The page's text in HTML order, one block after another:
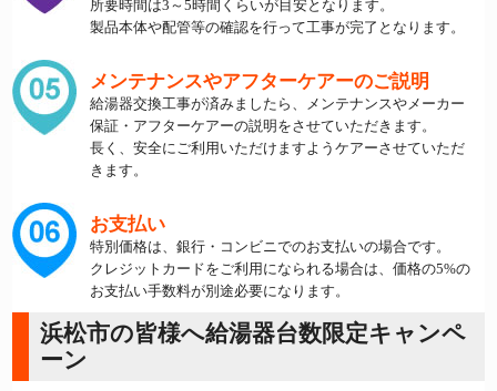
所要時間は3～5時間くらいが目安となります。
製品本体や配管等の確認を行って工事が完了となります。
メンテナンスやアフターケアーのご説明
給湯器交換工事が済みましたら、メンテナンスやメーカー
保証・アフターケアーの説明をさせていただきます。
長く、安全にご利用いただけますようケアーさせていただ
きます。
お支払い
特別価格は、銀行・コンビニでのお支払いの場合です。
クレジットカードをご利用になられる場合は、価格の5%の
お支払い手数料が別途必要になります。
浜松市の皆様へ給湯器台数限定キャンペ
ーン